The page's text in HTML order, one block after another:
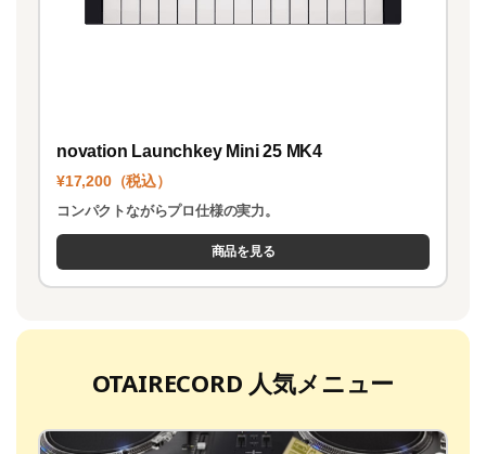
novation Launchkey Mini 25 MK4
¥17,200（税込）
コンパクトながらプロ仕様の実力。
商品を見る
OTAIRECORD 人気メニュー